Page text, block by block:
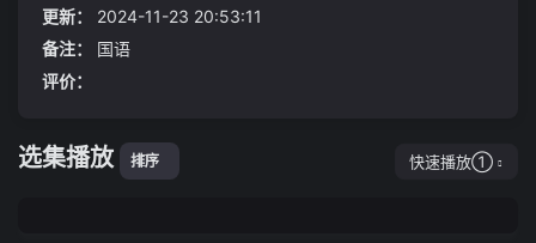
期因素来看过去三年的新冠疫情中美国启动了直升机撒
钱式的救助模式财政赤字货币化倾向明显目前虽然这种
财政扩张出现一定的回落但还是带有一定惯性导致支出很
难立刻降下来
仙、毛里球不过这并不是庄韵澄看走眼作为一名香港
的知名女星加上长相貌美庄韵澄的追求者一向都非常多
更新：
2024-11-23 20:53:11
备注：
国语
评价：
选集播放 排序 快速播放①